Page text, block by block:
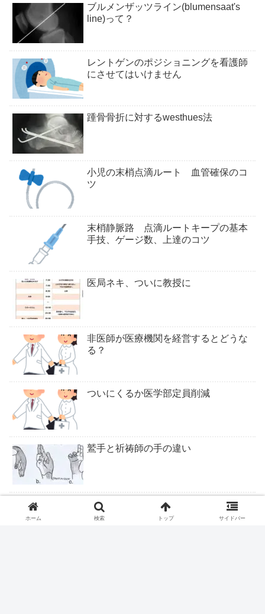
ブルメンザッツライン(blumensaat's
line)って？
レントゲンのポジショニングを看護師
にさせてはいけません
踵骨骨折に対するwesthues法
小児の末梢点滴ルート 血管確保のコ
ツ
末梢静脈路 点滴ルートキープの基本
手技、ゲージ数、上達のコツ
医局ネキ、ついに教授に
非医師が医療機関を経営するとどうな
る？
ついにくるか医学部定員削減
鷲手と祈祷師の手の違い
ロキソニンテープは腰痛症に適応なし
ホーム 検索 トップ サイドバー